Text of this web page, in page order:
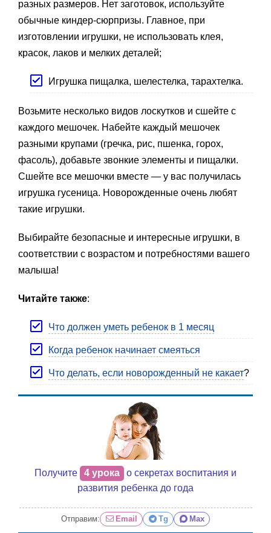
разных размеров. Нет заготовок, используйте
обычные киндер-сюрпризы. Главное, при
изготовлении игрушки, не использовать клея,
красок, лаков и мелких деталей;
Игрушка пищалка, шелестелка, тарахтелка.
Возьмите несколько видов лоскутков и сшейте с
каждого мешочек. Набейте каждый мешочек
разными крупами (гречка, рис, пшенка, горох,
фасоль), добавьте звонкие элементы и пищалки.
Сшейте все мешочки вместе — у вас получилась
игрушка гусеница. Новорожденные очень любят
такие игрушки.
Выбирайте безопасные и интересные игрушки, в
соответствии с возрастом и потребностями вашего
малыша!
Читайте также:
Что должен уметь ребенок в 1 месяц
Когда ребенок начинает смеяться
Что делать, если новорожденный не какает?
Получите 4 урока
о секретах воспитания и
развития ребенка до года
Отправим: Email Tg Max